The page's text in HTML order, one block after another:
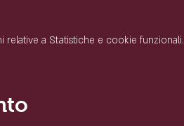
a Statistiche e cookie funzionali.